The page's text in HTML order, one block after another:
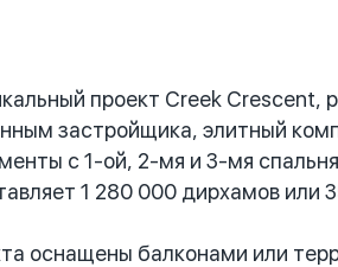
проект Creek Crescent,
застройщика, элитный
с 1-ой, 2-мя и 3-мя
1 280 000 дирхамов или
оснащены балконами или